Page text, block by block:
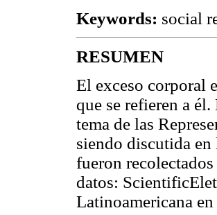
Keywords: social
RESUMEN
El exceso corporal
que se refieren a
tema de las
siendo discutida
fueron
datos:
Latinoamericana